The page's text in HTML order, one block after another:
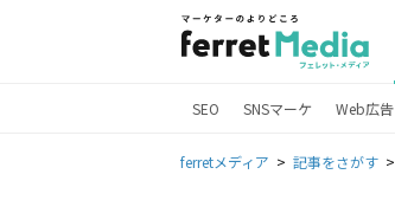
SEO SNSマーケ Web広告
ferretメディア 記事をさがす